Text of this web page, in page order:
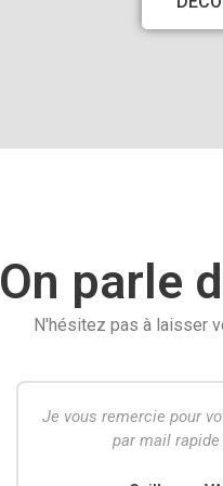
On parle
N'hésitez pas à laisser
Très professionnel!
effectué. Je